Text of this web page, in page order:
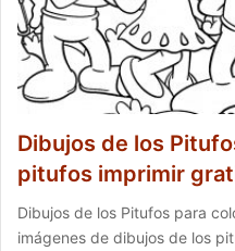
Dibujos de los
pitufos imprimir
Dibujos de los Pitufos para
imágenes de dibujos de los